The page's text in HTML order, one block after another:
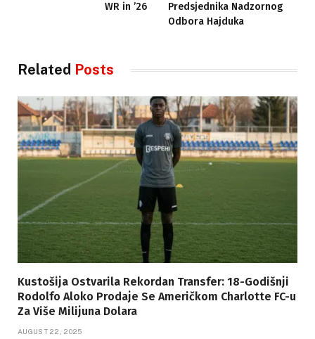
WR in ’26
Predsjednika Nadzornog
Odbora Hajduka
Related Posts
Kustošija Ostvarila Rekordan Transfer: 18-Godišnji
Rodolfo Aloko Prodaje Se Američkom Charlotte FC-u
Za Više Milijuna Dolara
AUGUST 22, 2025